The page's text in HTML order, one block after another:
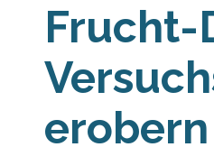
Frucht-
erobern